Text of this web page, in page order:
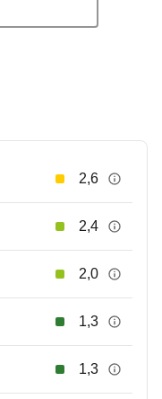
2,6
2,4
2,0
1,3
1,3